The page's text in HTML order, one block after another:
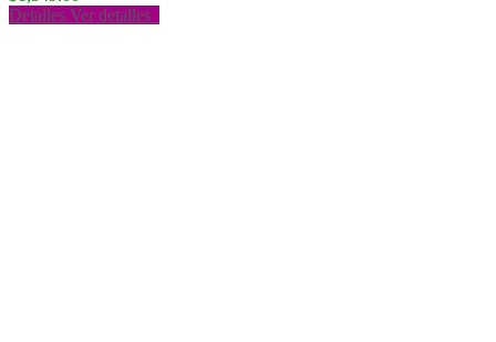
Detalles Ver detalles